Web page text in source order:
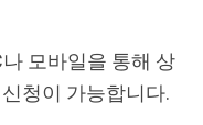
모바일을 통해 상
청이 가능합니다.